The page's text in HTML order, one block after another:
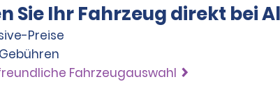
Sie Ihr Fahrzeug direkt bei
Preise
Fahrzeugauswahl